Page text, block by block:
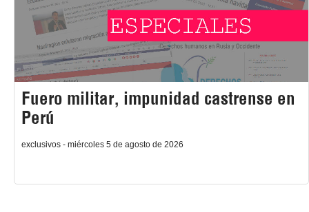
Fuero militar, impunidad castrense en
Perú
exclusivos - miércoles 5 de agosto de 2026